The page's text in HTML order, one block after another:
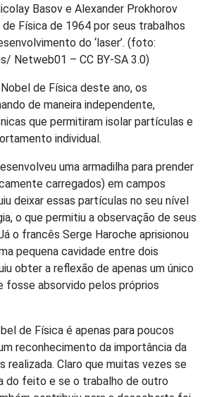
Basov e Alexander Prokhorov
Física de 1964 por seus trabalhos
do ‘laser’. (foto:
Netweb01 – CC BY-SA 3.0)
de Física deste ano, os
de maneira independente,
que permitiram isolar partículas e
individual.
uma armadilha para prender
carregados) em campos
deixar essas partículas no seu nível
o que permitiu a observação de seus
o francês Serge Haroche aprisionou
pequena cavidade entre dois
obter a reflexão de apenas um único
fosse absorvido pelos próprios
de Física é apenas para poucos
reconhecimento da importância da
realizada. Claro que muitas vezes se
do feito e se o trabalho de outro